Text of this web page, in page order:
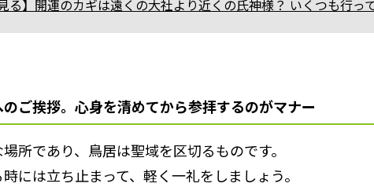
る】開運のカギは遠くの大社より近くの氏神様？ いくつも行っ
ご挨拶。心身を清めてから参拝するのがマナー
所であり、鳥居は聖域を区切るものです。
には立ち止まって、軽く一礼をしましょう。